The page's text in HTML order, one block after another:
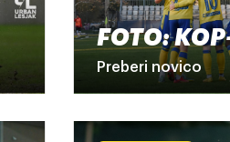
FOTO:
Preberi novico